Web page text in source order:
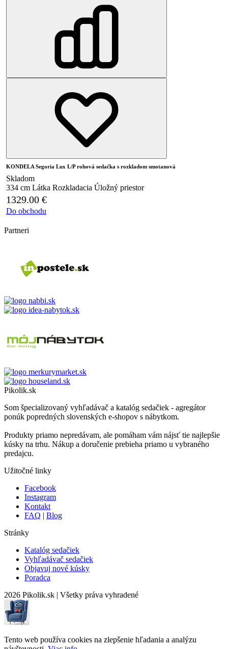
KONDELA Segoria Lux L/P rohová sedačka s rozkladom smotanová
Skladom
334 cm Látka Rozkladacia Úložný priestor
1329.00 €
Do obchodu
Partneri
Pikolik.sk
Som špecializovaný vyhľadávač a katalóg sedačiek - agregátor
ponúk popredných slovenských e-shopov s nábytkom.
Produkty priamo nepredávam, ale pomáham vám nájsť tie najlepšie
kúsky na trhu. Nákup a doručenie prebieha priamo u vybraného
predajcu.
Užitočné linky
Facebook
Instagram
Kontakt
FAQ | Blog
Stránky
Katalóg sedačiek
Vyhľadávač sedačiek
Objavuj nové kúsky
Poradca
2026 Pikolik.sk | Všetky práva vyhradené
Tento web používa cookies na zlepšenie hľadania a analýzu